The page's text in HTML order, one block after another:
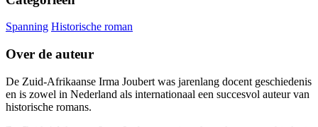
Spanning Historische roman
Over de auteur
De Zuid-Afrikaanse Irma Joubert was jarenlang docent geschiedenis
en is zowel in Nederland als internationaal een succesvol auteur van
historische romans.